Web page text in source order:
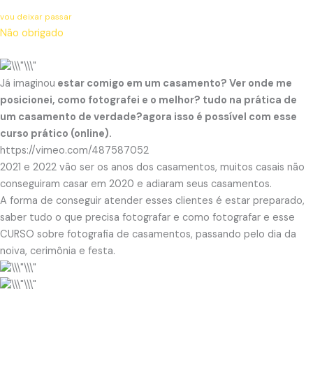
vou deixar passar
Não obrigado
Já imaginou estar comigo em um casamento? Ver onde me
posicionei, como fotografei e o melhor? tudo na prática de
um casamento de verdade?agora isso é possível com esse
curso prático (online).
https://vimeo.com/487587052
2021 e 2022 vão ser os anos dos casamentos, muitos casais não
conseguiram casar em 2020 e adiaram seus casamentos.
A forma de conseguir atender esses clientes é estar preparado,
saber tudo o que precisa fotografar e como fotografar e esse
CURSO sobre fotografia de casamentos, passando pelo dia da
noiva, cerimônia e festa.